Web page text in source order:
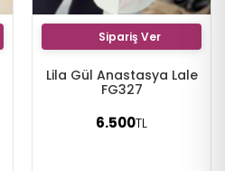
Sipariş Ver
Lila Gül Anastasya Lale
FG327
6.500TL